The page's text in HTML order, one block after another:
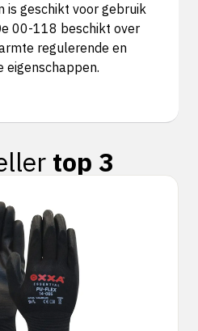
is geschikt voor gebruik
00-118 beschikt over
regulerende en
eigenschappen.
top 3